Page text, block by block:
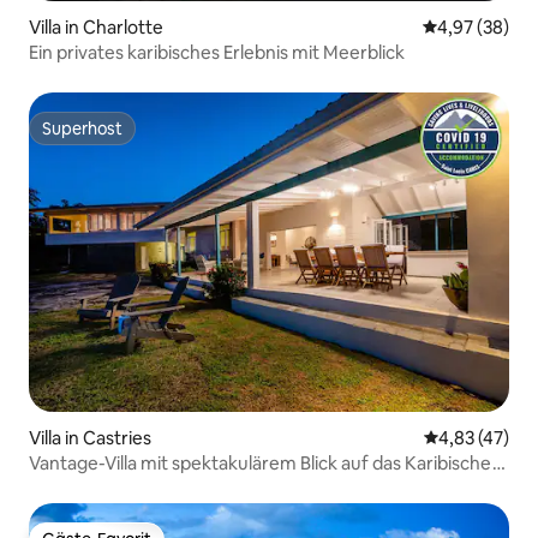
Villa in Charlotte
4,97 (38)
Ein privates karibisches Erlebnis mit Meerblick
Superhost
Superhost
Villa in Castries
4,83 (47)
Vantage-Villa mit spektakulärem Blick auf das Karibische